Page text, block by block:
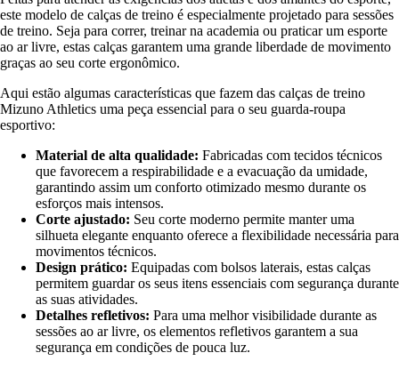
este modelo de calças de treino é especialmente projetado para sessões
de treino. Seja para correr, treinar na academia ou praticar um esporte
ao ar livre, estas calças garantem uma grande liberdade de movimento
graças ao seu corte ergonômico.
Aqui estão algumas características que fazem das calças de treino
Mizuno Athletics uma peça essencial para o seu guarda-roupa
esportivo:
Material de alta qualidade: Fabricadas com tecidos técnicos
que favorecem a respirabilidade e a evacuação da umidade,
garantindo assim um conforto otimizado mesmo durante os
esforços mais intensos.
Corte ajustado: Seu corte moderno permite manter uma
silhueta elegante enquanto oferece a flexibilidade necessária para
movimentos técnicos.
Design prático: Equipadas com bolsos laterais, estas calças
permitem guardar os seus itens essenciais com segurança durante
as suas atividades.
Detalhes refletivos: Para uma melhor visibilidade durante as
sessões ao ar livre, os elementos refletivos garantem a sua
segurança em condições de pouca luz.